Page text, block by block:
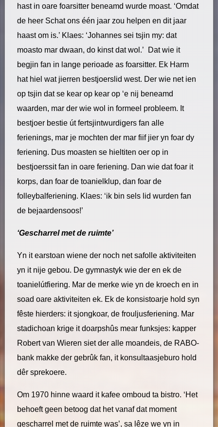
hast in oare foarsitter beneamd wurde moast. ‘Omdat
de heer Schat ons één jaar zou helpen en dit jaar
haast om is.’ Klaes: ‘Johannes sei tsjin my: dat
moasto mar dwaan, do kinst dat wol.’ Dat wie it
begjin fan in lange perioade as foarsitter. Ek Harm
hat hiel wat jierren bestjoerslid west. Der wie net ien
op tsjin dat se kear op kear op ‘e nij beneamd
waarden, mar der wie wol in formeel probleem. It
bestjoer bestie út fertsjintwurdigers fan alle
ferienings, mar je mochten der mar fiif jier yn foar dy
feriening. Dus moasten se hieltiten oer op in
bestjoerssit fan in oare feriening. Dan wie dat foar it
korps, dan foar de toanielklup, dan foar de
folleybalferiening. Klaes: ‘ik bin sels lid wurden fan
de bejaardensoos!’
‘Gescharrel met de ruimte’
Yn it earstoan wiene der noch net safolle aktiviteiten
yn it nije gebou. De gymnastyk wie der en ek de
toanielútfiering. Mar de merke wie yn de kroech en in
soad oare aktiviteiten ek. Ek de konsistoarje hold syn
fêste hierders: it sjongkoar, de frouljusferiening. Mar
stadichoan krige it doarpshûs mear funksjes: kapper
Robert van Wieren siet der alle moandeis, de RABO-
bank makke der gebrûk fan, it konsultaasjeburo hold
dêr sprekoere.
Om 1970 hinne waard it kafee omboud ta bistro. ‘Het
behoeft geen betoog dat het vanaf dat moment
gescharrel met de ruimte was’, sa lêze we yn in